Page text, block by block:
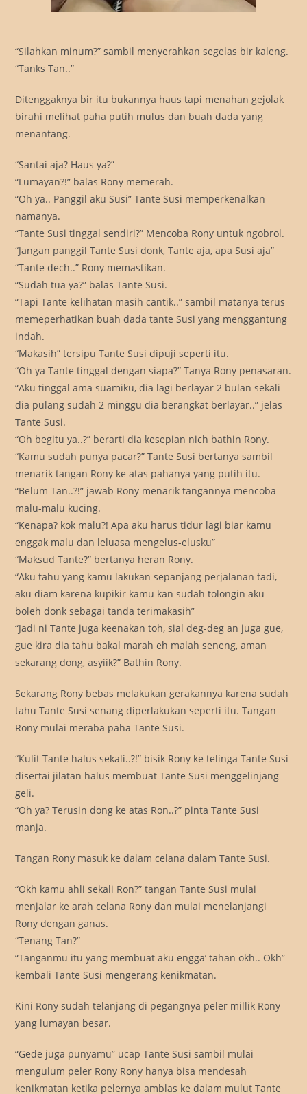
“Silahkan minum?” sambil menyerahkan segelas bir kaleng.
“Tanks Tan..”
Ditenggaknya bir itu bukannya haus tapi menahan gejolak
birahi melihat paha putih mulus dan buah dada yang
menantang.
“Santai aja? Haus ya?”
“Lumayan?!” balas Rony memerah.
“Oh ya.. Panggil aku Susi” Tante Susi memperkenalkan
namanya.
“Tante Susi tinggal sendiri?” Mencoba Rony untuk ngobrol.
“Jangan panggil Tante Susi donk, Tante aja, apa Susi aja”
“Tante dech..” Rony memastikan.
“Sudah tua ya?” balas Tante Susi.
“Tapi Tante kelihatan masih cantik..” sambil matanya terus
memeperhatikan buah dada tante Susi yang menggantung
indah.
“Makasih” tersipu Tante Susi dipuji seperti itu.
“Oh ya Tante tinggal dengan siapa?” Tanya Rony penasaran.
“Aku tinggal ama suamiku, dia lagi berlayar 2 bulan sekali
dia pulang sudah 2 minggu dia berangkat berlayar..” jelas
Tante Susi.
“Oh begitu ya..?” berarti dia kesepian nich bathin Rony.
“Kamu sudah punya pacar?” Tante Susi bertanya sambil
menarik tangan Rony ke atas pahanya yang putih itu.
“Belum Tan..?!” jawab Rony menarik tangannya mencoba
malu-malu kucing.
“Kenapa? kok malu?! Apa aku harus tidur lagi biar kamu
enggak malu dan leluasa mengelus-elusku”
“Maksud Tante?” bertanya heran Rony.
“Aku tahu yang kamu lakukan sepanjang perjalanan tadi,
aku diam karena kupikir kamu kan sudah tolongin aku
boleh donk sebagai tanda terimakasih”
“Jadi ni Tante juga keenakan toh, sial deg-deg an juga gue,
gue kira dia tahu bakal marah eh malah seneng, aman
sekarang dong, asyiik?” Bathin Rony.
Sekarang Rony bebas melakukan gerakannya karena sudah
tahu Tante Susi senang diperlakukan seperti itu. Tangan
Rony mulai meraba paha Tante Susi.
“Kulit Tante halus sekali..?!” bisik Rony ke telinga Tante Susi
disertai jilatan halus membuat Tante Susi menggelinjang
geli.
“Oh ya? Terusin dong ke atas Ron..?” pinta Tante Susi
manja.
Tangan Rony masuk ke dalam celana dalam Tante Susi.
“Okh kamu ahli sekali Ron?” tangan Tante Susi mulai
menjalar ke arah celana Rony dan mulai menelanjangi
Rony dengan ganas.
“Tenang Tan?”
“Tanganmu itu yang membuat aku engga’ tahan okh.. Okh”
kembali Tante Susi mengerang kenikmatan.
Kini Rony sudah telanjang di pegangnya peler millik Rony
yang lumayan besar.
“Gede juga punyamu” ucap Tante Susi sambil mulai
mengulum peler Rony Rony hanya bisa mendesah
kenikmatan ketika pelernya amblas ke dalam mulut Tante